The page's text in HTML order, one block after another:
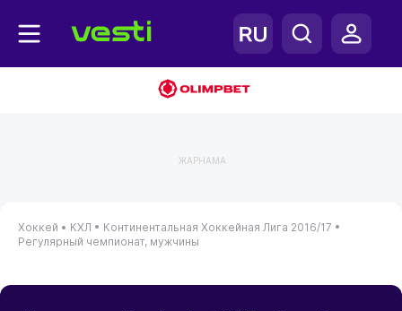
ЖАРНАМА
Хоккей • КХЛ • Континентальная Хоккейная Лига 2016/17 •
Регулярный чемпионат, мужчины